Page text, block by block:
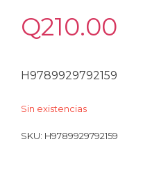
Q210.00
H9789929792159
Sin existencias
SKU: H9789929792159